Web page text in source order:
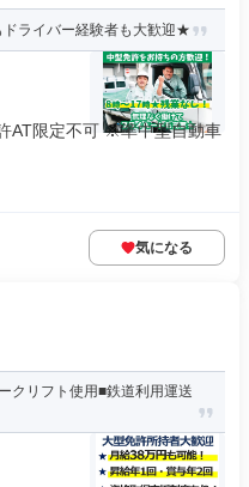
ライバー経験者も大歓迎★
AT限定不可 ※準中型自動車
気になる
クリフト使用■鉄道利用運送